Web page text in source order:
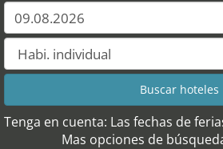
Tenga en cuenta: Las fechas de
Mas opciones de